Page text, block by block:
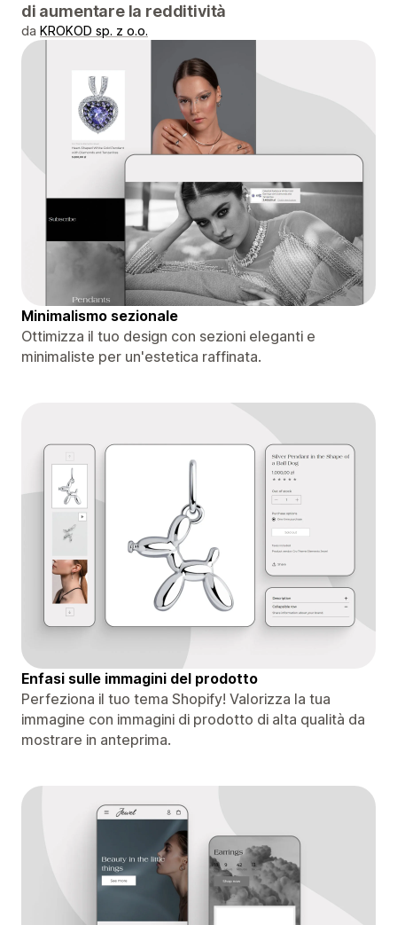
di aumentare la redditività
da KROKOD sp. z o.o.
Minimalismo sezionale
Ottimizza il tuo design con sezioni eleganti e
minimaliste per un'estetica raffinata.
Enfasi sulle immagini del prodotto
Perfeziona il tuo tema Shopify! Valorizza la tua
immagine con immagini di prodotto di alta qualità da
mostrare in anteprima.